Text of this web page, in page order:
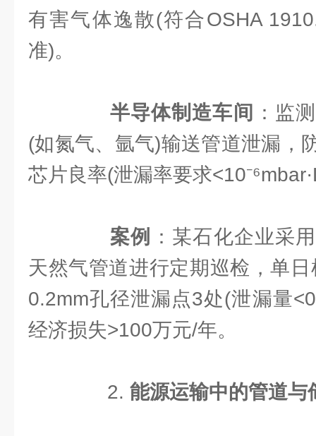
有害气体逸散(符合OSHA
准)。
​半导体制造车间​ ：监
(如氮气、氩气)输送管道泄漏，
芯片良率(泄漏率要求
​案例​
：某石化企业采
天然气管道进行定期巡检，单
0.2mm孔径泄漏点3处(泄漏量
经济损失>100万元/年。
2. ​ 能源运输中的管道与